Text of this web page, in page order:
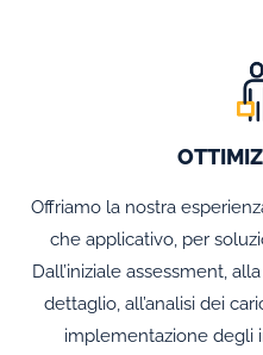
Offriamo la nostra
che applicativo, per
Dall’iniziale assessment,
dettaglio, all’analisi dei
implementazione degli